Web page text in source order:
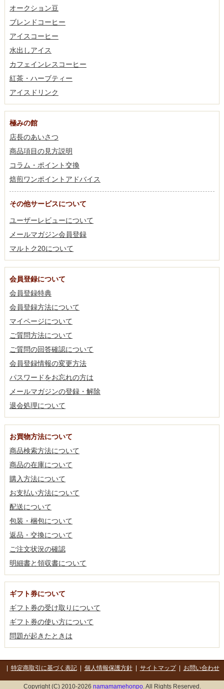
オークション豆
ブレンドコーヒー
アイスコーヒー
水出しアイス
カフェインレスコーヒー
紅茶・ハーブティー
アイスドリンク
極みの館
店長のあいさつ
商品項目の見方説明
コラム・ポイント交換
焙煎ワンポイントアドバイス
その他サービスについて
ユーザーレビューについて
メールマガジン会員登録
マルトク20について
会員登録について
会員登録特典
会員登録方法について
マイページについて
ご質問方法について
ご質問の回答確認について
会員登録情報の変更方法
パスワードをお忘れの方は
メールマガジンの登録・解除
退会処理について
お買物方法について
商品検索方法について
商品の在庫について
購入方法について
お支払い方法について
配送について
包装・梱包について
返品・交換について
ご注文状況の確認
明細書と領収書について
ギフト券について
ギフト券の受け取りについて
ギフト券の使い方について
問題が起きたときは
| 特定商取引に基づく表記| 個人情報保護方針| サイトマップ| お問い合わせ
Copyright (C) 2010-2026 namamamehonpo. All Rights Reserved.